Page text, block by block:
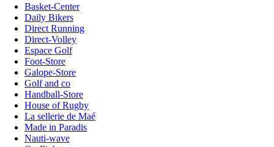
Basket-Center
Daily Bikers
Direct Running
Direct-Volley
Espace Golf
Foot-Store
Galope-Store
Golf and co
Handball-Store
House of Rugby
La sellerie de Maé
Made in Paradis
Nauti-wave